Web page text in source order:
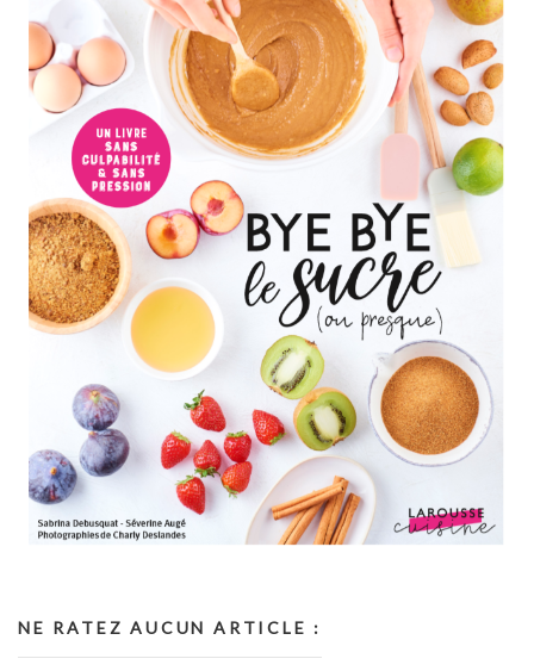
NE RATEZ AUCUN ARTICLE :